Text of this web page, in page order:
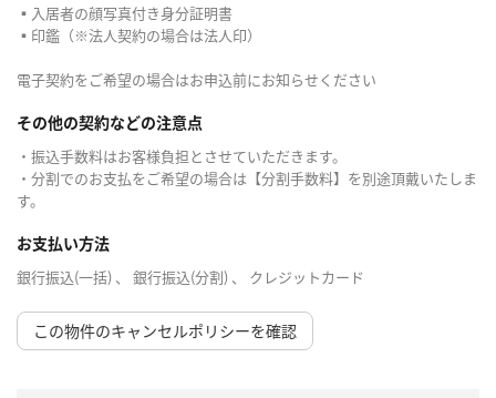
▪入居者の顔写真付き身分証明書
▪印鑑（※法人契約の場合は法人印）
電子契約をご希望の場合はお申込前にお知らせください
その他の契約などの注意点
・振込手数料はお客様負担とさせていただきます。
・分割でのお支払をご希望の場合は【分割手数料】を別途頂戴いたしま
す。
お支払い方法
銀行振込(一括) 、 銀行振込(分割) 、 クレジットカード
この物件のキャンセルポリシーを確認